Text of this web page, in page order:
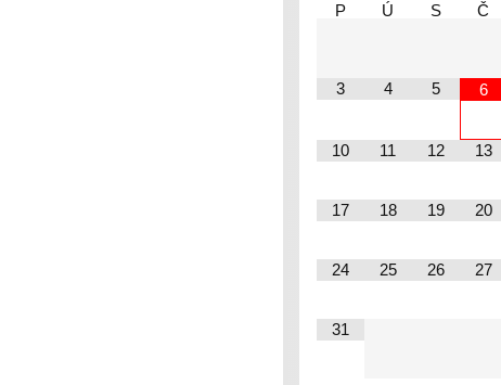
P
Ú S Č
3 4 5 6
10 11 12 13
17 18 19 20
24 25 26 27
31